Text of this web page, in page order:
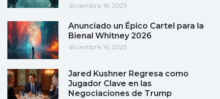
diciembre 16, 2025
Anunciado un Épico Cartel para la
Bienal Whitney 2026
diciembre 16, 2025
Jared Kushner Regresa como
Jugador Clave en las
Negociaciones de Trump